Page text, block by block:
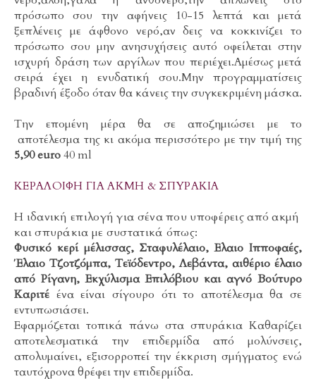
πρόσωπο σου την αφήνεις 10-15 λεπτά και μετά
ξεπλένεις με άφθονο νερό,αν δεις να κοκκινίζει το
πρόσωπο σου μην ανησυχήσεις αυτό οφείλεται στην
ισχυρή δράση των αργίλων που περιέχει.Αμέσως μετά
σειρά έχει η ενυδατική σου.Μην προγραμματίσεις
βραδινή έξοδο όταν θα κάνεις την συγκεκριμένη μάσκα.
Την επομένη μέρα θα σε αποζημιώσει με το
αποτέλεσμα της κι ακόμα περισσότερο με την τιμή της
5,90 euro40 ml
ΚΕΡΑΛΟΙΦΗ ΓΙΑ ΑΚΜΗ & ΣΠΥΡΑΚΙΑ
Η ιδανική επιλογή για σένα που υποφέρεις από ακμή
και σπυράκια με συστατικά όπως:
Φυσικό κερί μέλισσας, Σταφυλέλαιο, Ελαιο Ιπποφαές,
Έλαιο Τζοτζόμπα, Τεϊόδεντρο, Λεβάντα, αιθέριο έλαιο
από Ρίγανη, Εκχύλισμα Επιλόβιου και αγνό Βούτυρο
Καριτέ ένα είναι σίγουρο ότι το αποτέλεσμα θα σε
εντυπωσιάσει.
Εφαρμόζεται τοπικά πάνω στα σπυράκια Καθαρίζει
αποτελεσματικά την επιδερμίδα από μολύνσεις,
απολυμαίνει, εξισορροπεί την έκκριση σμήγματος ενώ
ταυτόχρονα θρέφει την επιδερμίδα.